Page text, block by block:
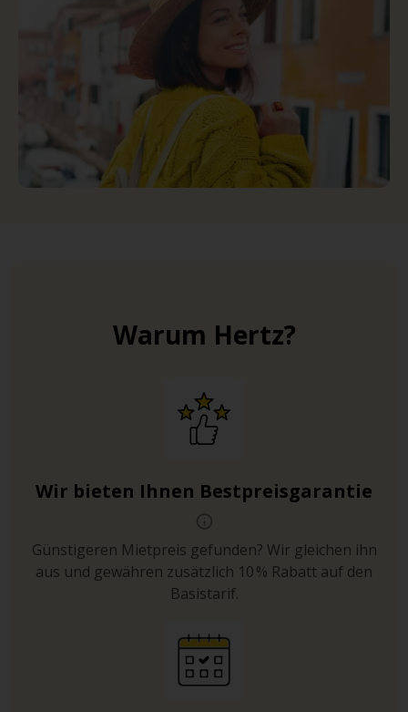
Warum Hertz?
Wir bieten Ihnen Bestpreisgarantie
Günstigeren Mietpreis gefunden? Wir gleichen ihn
aus und gewähren zusätzlich 10 % Rabatt auf den
Basistarif.